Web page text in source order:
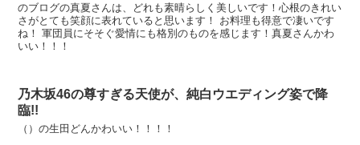
のブログの真夏さんは、どれも素晴らしく美しいです！心根のきれい
さがとても笑顔に表れていると思います！ お料理も得意で凄いです
ね！ 軍団員にそそぐ愛情にも格別のものを感じます！真夏さんかわ
いい！！！
乃木坂46の尊すぎる天使が、純白ウエディング姿で降
臨!!
（）の生田どんかわいい！！！！